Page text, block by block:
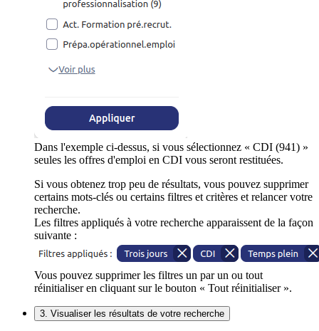
Dans l'exemple ci-dessus, si vous sélectionnez « CDI (941) »
seules les offres d'emploi en CDI vous seront restituées.
Si vous obtenez trop peu de résultats, vous pouvez supprimer
certains mots-clés ou certains filtres et critères et relancer votre
recherche.
Les filtres appliqués à votre recherche apparaissent de la façon
suivante :
Vous pouvez supprimer les filtres un par un ou tout
réinitialiser en cliquant sur le bouton « Tout réinitialiser ».
3. Visualiser les résultats de votre recherche